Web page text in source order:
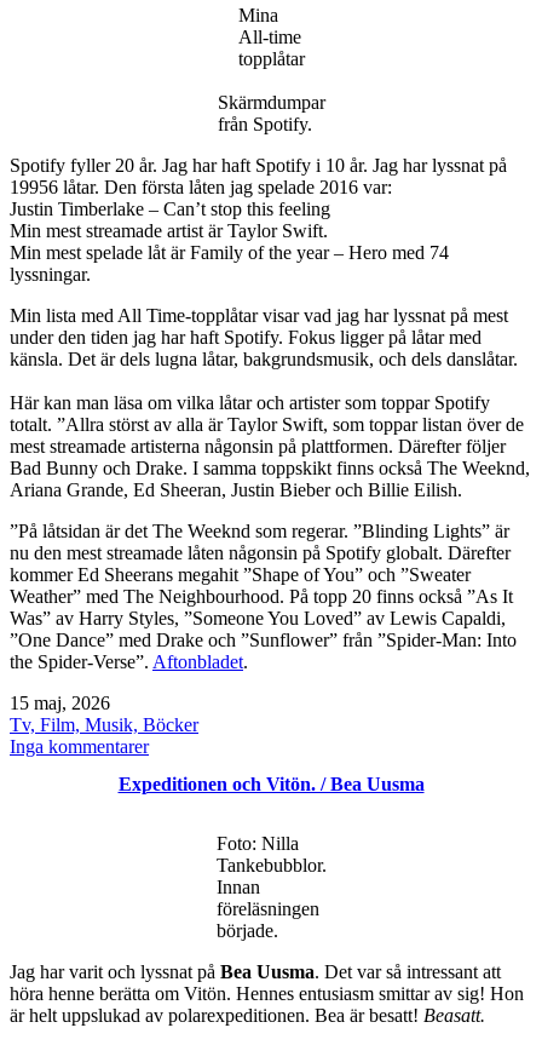
Mina
All-time
topplåtar
Skärmdumpar
från Spotify.
Spotify fyller 20 år. Jag har haft Spotify i 10 år. Jag har lyssnat på
19956 låtar. Den första låten jag spelade 2016 var:
Justin Timberlake – Can’t stop this feeling
Min mest streamade artist är Taylor Swift.
Min mest spelade låt är Family of the year – Hero med 74
lyssningar.
Min lista med All Time-topplåtar visar vad jag har lyssnat på mest
under den tiden jag har haft Spotify. Fokus ligger på låtar med
känsla. Det är dels lugna låtar, bakgrundsmusik, och dels danslåtar.
Här kan man läsa om vilka låtar och artister som toppar Spotify
totalt. ”Allra störst av alla är Taylor Swift, som toppar listan över de
mest streamade artisterna någonsin på plattformen. Därefter följer
Bad Bunny och Drake. I samma toppskikt finns också The Weeknd,
Ariana Grande, Ed Sheeran, Justin Bieber och Billie Eilish.
”På låtsidan är det The Weeknd som regerar. ”Blinding Lights” är
nu den mest streamade låten någonsin på Spotify globalt. Därefter
kommer Ed Sheerans megahit ”Shape of You” och ”Sweater
Weather” med The Neighbourhood. På topp 20 finns också ”As It
Was” av Harry Styles, ”Someone You Loved” av Lewis Capaldi,
”One Dance” med Drake och ”Sunflower” från ”Spider-Man: Into
the Spider-Verse”. Aftonbladet.
Publicerat
den
15 maj, 2026
Kategoriserat
som
Tv, Film, Musik, Böcker
Inga kommentarertill
år
Expeditionen och Vitön. / Bea Uusma
Foto: Nilla
Tankebubblor.
Innan
föreläsningen
började.
Jag har varit och lyssnat på Bea Uusma. Det var så intressant att
höra henne berätta om Vitön. Hennes entusiasm smittar av sig! Hon
är helt uppslukad av polarexpeditionen. Bea är besatt! Beasatt.